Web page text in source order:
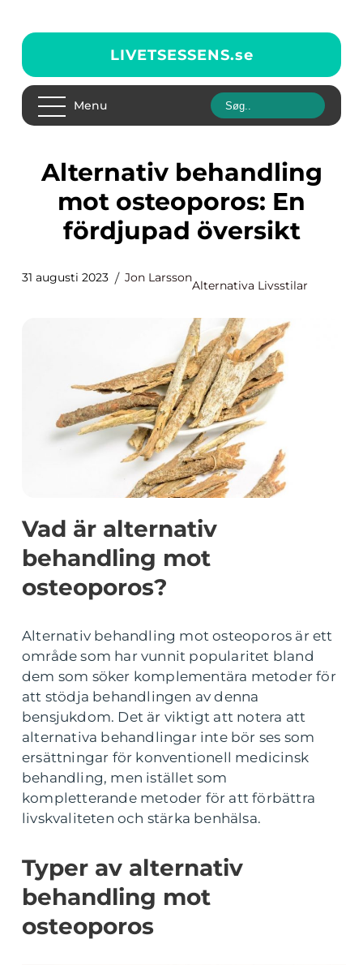
LIVETSESSENS.se
Menu
Alternativ behandling
mot osteoporos: En
fördjupad översikt
31 augusti 2023 Jon Larsson
Alternativa Livsstilar
Vad är alternativ
behandling mot
osteoporos?
Alternativ behandling mot osteoporos är ett
område som har vunnit popularitet bland
dem som söker komplementära metoder för
att stödja behandlingen av denna
bensjukdom. Det är viktigt att notera att
alternativa behandlingar inte bör ses som
ersättningar för konventionell medicinsk
behandling, men istället som
kompletterande metoder för att förbättra
livskvaliteten och stärka benhälsa.
Typer av alternativ
behandling mot
osteoporos